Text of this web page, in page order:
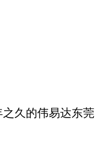
久的伟易达东莞